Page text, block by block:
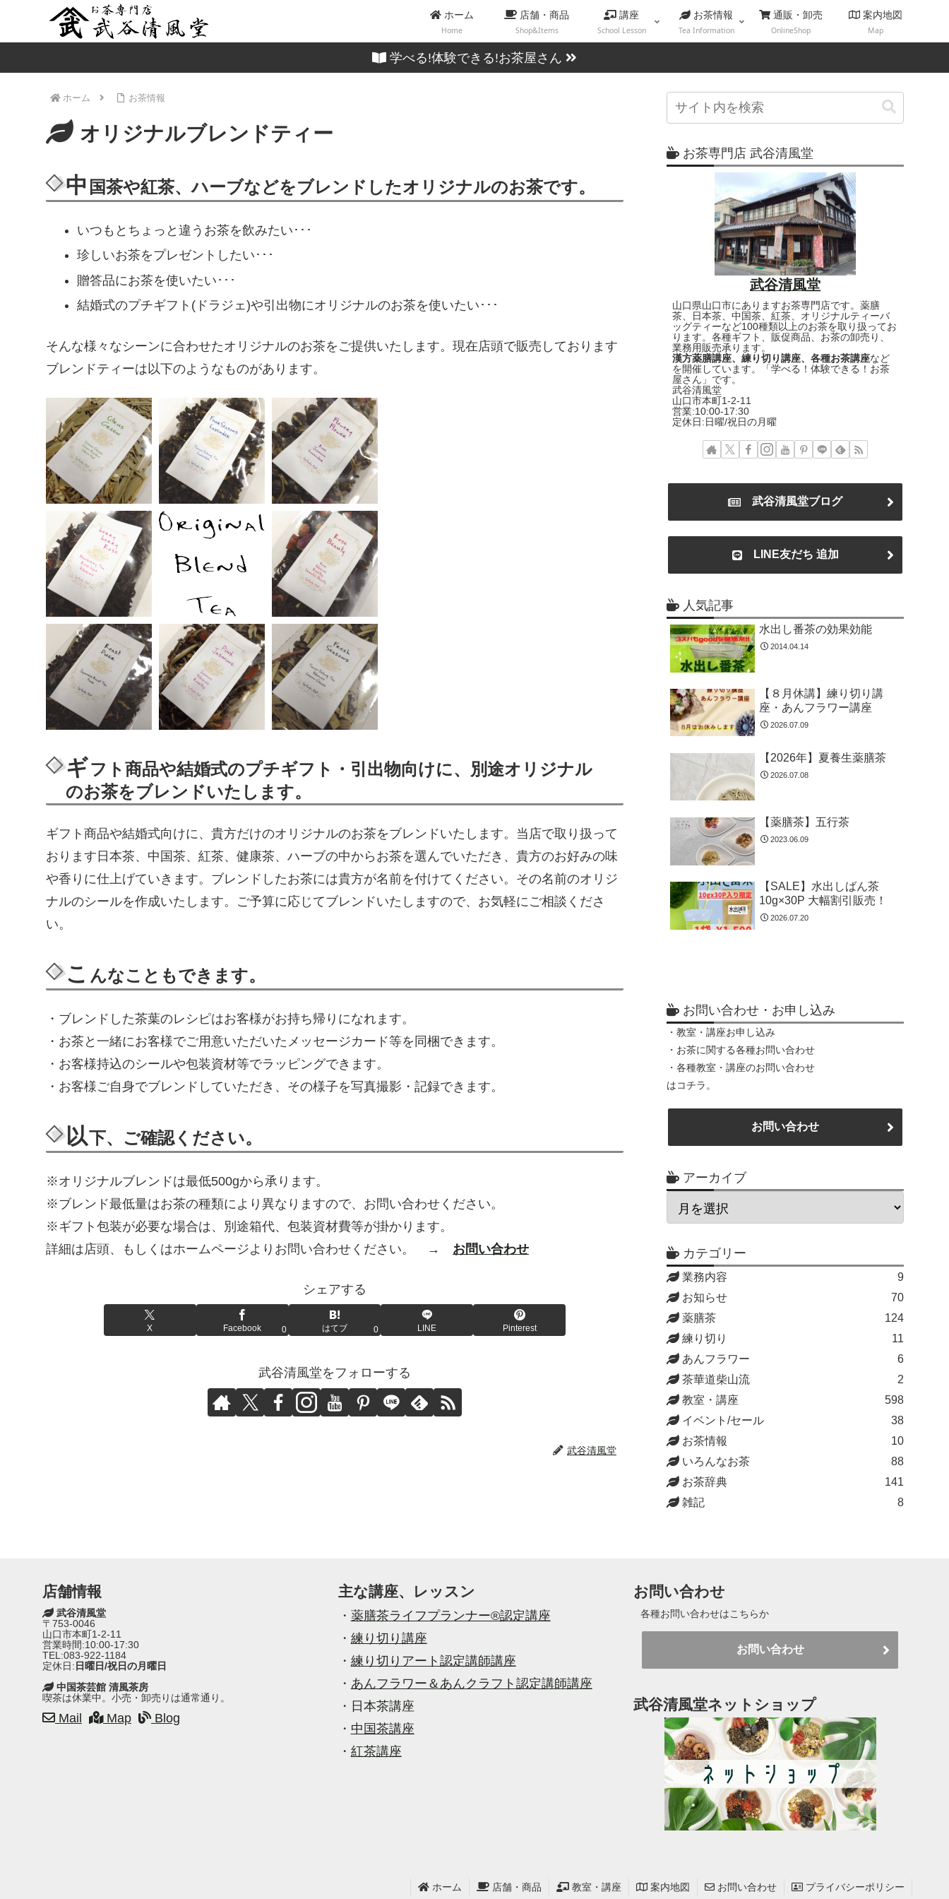
ホーム
Home
店舗・商品
Shop&Items
講座
School Lesson
お茶情報
Tea Information
通販・卸売
OnlineShop
案内地図
Map
学べる!体験できる!お茶屋さん
ホーム お茶情報
オリジナルブレンドティー
中 国茶や紅茶、ハーブなどをブレンドしたオリジナルのお茶です。
いつもとちょっと違うお茶を飲みたい･･･
珍しいお茶をプレゼントしたい･･･
贈答品にお茶を使いたい･･･
結婚式のプチギフト(ドラジェ)や引出物にオリジナルのお茶を使いたい･･･
そんな様々なシーンに合わせたオリジナルのお茶をご提供いたします。現在店頭で販売しております
ブレンドティーは以下のようなものがあります。
ギフト商品や結婚式のプチギフト・引出物向けに、別途オリジナル
のお茶をブレンドいたします。
ギフト商品や結婚式向けに、貴方だけのオリジナルのお茶をブレンドいたします。当店で取り扱って
おります日本茶、中国茶、紅茶、健康茶、ハーブの中からお茶を選んでいただき、貴方のお好みの味
や香りに仕上げていきます。ブレンドしたお茶には貴方が名前を付けてください。その名前のオリジ
ナルのシールを作成いたします。ご予算に応じてブレンドいたしますので、お気軽にご相談くださ
い。
こ んなこともできます。
・ブレンドした茶葉のレシピはお客様がお持ち帰りになれます。
・お茶と一緒にお客様でご用意いただいたメッセージカード等を同梱できます。
・お客様持込のシールや包装資材等でラッピングできます。
・お客様ご自身でブレンドしていただき、その様子を写真撮影・記録できます。
以下、ご確認ください。
※オリジナルブレンドは最低500gから承ります。
※ブレンド最低量はお茶の種類により異なりますので、お問い合わせください。
※ギフト包装が必要な場合は、別途箱代、包装資材費等が掛かります。
詳細は店頭、もしくはホームページよりお問い合わせください。 → お問い合わせ
シェアする
X Facebook 0 はてブ 0 LINE Pinterest
武谷清風堂をフォローする
武谷清風堂
お茶専門店 武谷清風堂
武谷清風堂
山口県山口市にありますお茶専門店です。薬膳
茶、日本茶、中国茶、紅茶、オリジナルティーバ
ッグティーなど100種類以上のお茶を取り扱ってお
ります。各種ギフト、販促商品、お茶の卸売り、
業務用販売承ります。
漢方薬膳講座、練り切り講座、各種お茶講座など
を開催しています。「学べる！体験できる！お茶
屋さん」です。
武谷清風堂
山口市本町1-2-11
営業:10:00-17:30
定休日:日曜/祝日の月曜
武谷清風堂ブログ
LINE友だち 追加
人気記事
水出し番茶の効果効能
2014.04.14
【８月休講】練り切り講
座・あんフラワー講座
2026.07.09
【2026年】夏養生薬膳茶
2026.07.08
【薬膳茶】五行茶
2023.06.09
【SALE】水出しばん茶
10g×30P 大幅割引販売！
2026.07.20
お問い合わせ・お申し込み
・教室・講座お申し込み
・お茶に関する各種お問い合わせ
・各種教室・講座のお問い合わせ
はコチラ。
お問い合わせ
アーカイブ
カテゴリー
業務内容
9
お知らせ
70
薬膳茶
124
練り切り
11
あんフラワー
6
茶華道柴山流
2
教室・講座
598
イベント/セール
38
お茶情報
10
いろんなお茶
88
お茶辞典
141
雑記
8
店舗情報
武谷清風堂
〒753-0046
山口市本町1-2-11
営業時間:10:00-17:30
TEL:083-922-1184
定休日: 日曜日/祝日の月曜日
中国茶芸館 清風茶房
喫茶は休業中。小売・卸売りは通常通り。
Mail Map Blog
主な講座、レッスン
・ 薬膳茶ライフプランナー®認定講座
・ 練り切り講座
・ 練り切りアート認定講師講座
・ あんフラワー＆あんクラフト認定講師講座
・ 日本茶講座
・ 中国茶講座
・ 紅茶講座
お問い合わせ
各種お問い合わせはこちらか
お問い合わせ
武谷清風堂ネットショップ
ホーム 店舗・商品 教室・講座 案内地図 お問い合わせ プライバシーポリシー